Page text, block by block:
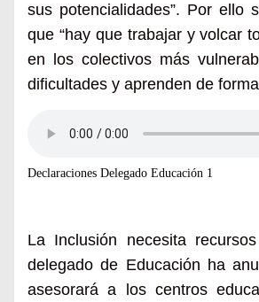
sus potencialidades”. Por ello
que “hay que trabajar y volcar
en los colectivos más
dificultades y aprenden de
Declaraciones Delegado Educación 1
La Inclusión necesita
delegado de Educación ha
asesorará a los centros